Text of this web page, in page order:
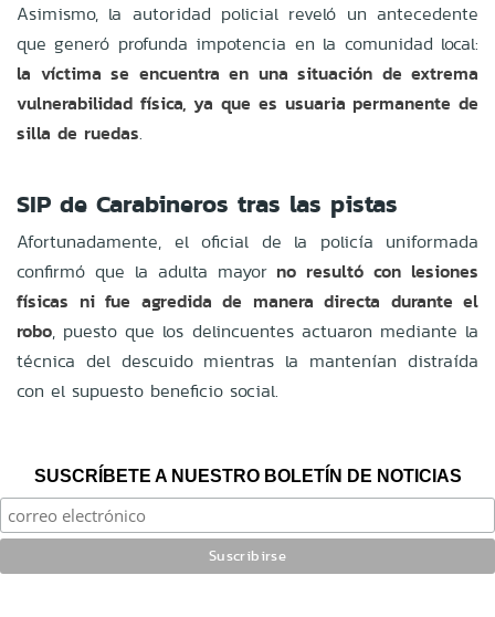
Asimismo, la autoridad policial reveló un antecedente
que generó profunda impotencia en la comunidad local:
la víctima se encuentra en una situación de extrema
vulnerabilidad física, ya que es usuaria permanente de
silla de ruedas.
SIP de Carabineros tras las pistas
Afortunadamente, el oficial de la policía uniformada
confirmó que la adulta mayor no resultó con lesiones
físicas ni fue agredida de manera directa durante el
robo, puesto que los delincuentes actuaron mediante la
técnica del descuido mientras la mantenían distraída
con el supuesto beneficio social.
SUSCRÍBETE A NUESTRO BOLETÍN DE NOTICIAS